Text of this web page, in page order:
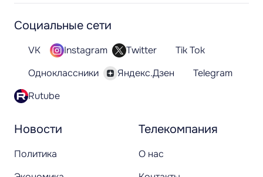
Новости
Политика
Телекомпания
О нас
Социальные сети
VK Instagram Twitter
Tik Tok
Одноклассники
Яндекс.Дзен
Telegram
Rutube